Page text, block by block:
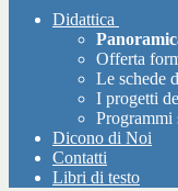
Didattica
Offerta
Le schede
I progetti
Programmi
Dicono di Noi
Contatti
Libri di testo